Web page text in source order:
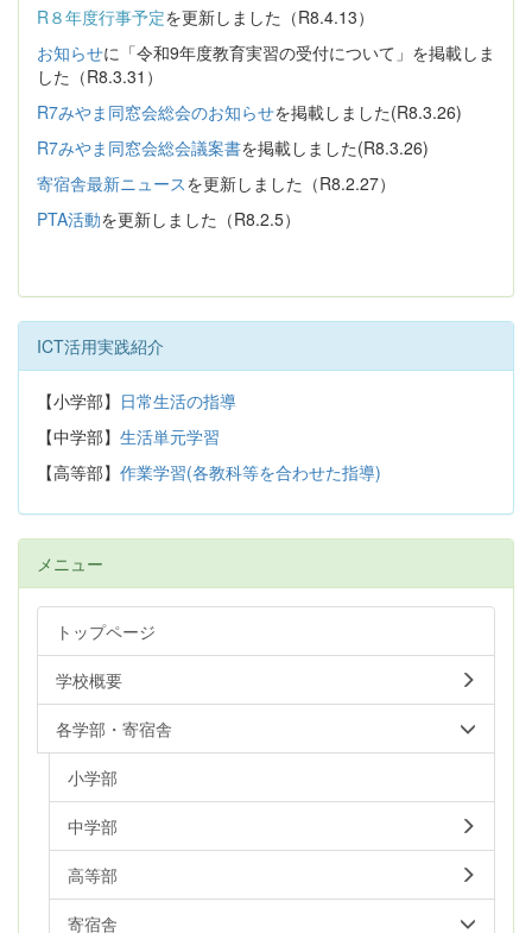
R８年度行事予定を更新しました（R8.4.13）
お知らせに「令和9年度教育実習の受付について」を掲載しま
した（R8.3.31）
R7みやま同窓会総会のお知らせを掲載しました(R8.3.26)
R7みやま同窓会総会議案書を掲載しました(R8.3.26)
寄宿舎最新ニュースを更新しました（R8.2.27）
PTA活動を更新しました（R8.2.5）
ICT活用実践紹介
【小学部】 日常生活の指導
【中学部】 生活単元学習
【高等部】 作業学習(各教科等を合わせた指導)
メニュー
トップページ
学校概要
各学部・寄宿舎
小学部
中学部
高等部
寄宿舎